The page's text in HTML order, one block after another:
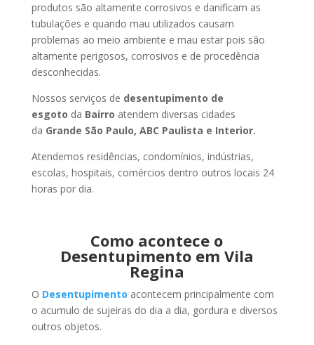
produtos são altamente corrosivos e danificam as
tubulações e quando mau utilizados causam
problemas ao meio ambiente e mau estar pois são
altamente perigosos, corrosivos e de procedência
desconhecidas.
Nossos serviços de desentupimento de
esgoto da Bairro atendem diversas cidades
da Grande São Paulo, ABC Paulista e Interior.
Atendemos residências, condomínios, indústrias,
escolas, hospitais, comércios dentro outros locais 24
horas por dia.
Como acontece o
Desentupimento em Vila
Regina
O Desentupimento acontecem principalmente com
o acumulo de sujeiras do dia a dia, gordura e diversos
outros objetos.